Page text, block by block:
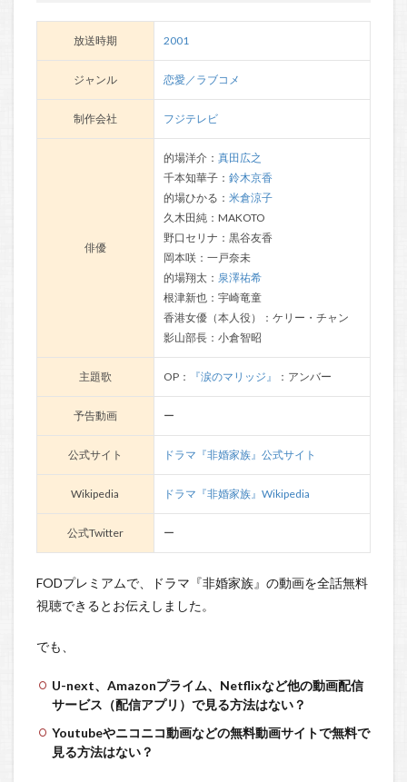
放送時期 2001
ジャンル 恋愛／ラブコメ
制作会社 フジテレビ
俳優
的場洋介： 真田広之
千本知華子： 鈴木京香
的場ひかる： 米倉涼子
久木田純：MAKOTO
野口セリナ：黒谷友香
岡本咲：一戸奈未
的場翔太： 泉澤祐希
根津新也：宇崎竜童
香港女優（本人役）：ケリー・チャン
影山部長：小倉智昭
主題歌 OP： 『涙のマリッジ』 ：アンバー
予告動画 ー
公式サイト ドラマ『非婚家族』公式サイト
Wikipedia ドラマ『非婚家族』Wikipedia
公式Twitter ー
FODプレミアムで、ドラマ『非婚家族』の動画を全話無料
視聴できるとお伝えしました。
でも、
U-next、Amazonプライム、Netflixなど他の動画配信
サービス（配信アプリ）で見る方法はない？
Youtubeやニコニコ動画などの無料動画サイトで無料で
見る方法はない？